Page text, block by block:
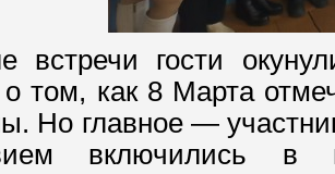
гости
о том, как 8 Марта
Но главное —
включились в